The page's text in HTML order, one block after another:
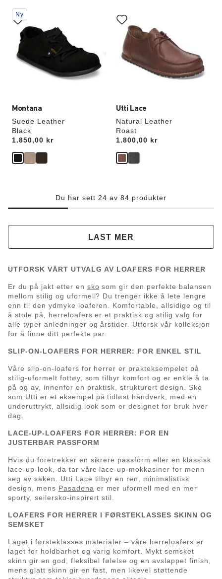
Montana
Suede Leather
Black
Price:
1.850,00 kr
Samhandling
med
swatch-
farger
oppdatere
produktbildet
Ny
Utti Lace
Natural Leather
Roast
Price:
1.800,00 kr
med
swatch-
farger
oppdatere
produktbildet
Du har sett 24 av 84 produkter
LAST MER
UTFORSK VÅRT UTVALG AV LOAFERS FOR HERRER
Er du på jakt etter en sko som gir den perfekte balansen
mellom stilig og uformell? Du trenger ikke å lete lengre
enn til den ydmyke loaferen. Komfortable, allsidige og til
å stole på, herreloafers er et praktisk og stilig valg for
alle typer anledninger og årstider. Utforsk vår kolleksjon
for å finne ditt perfekte par.
SLIP-ON-LOAFERS FOR HERRER: FOR ENKEL STIL
Våre slip-on-loafers for herrer er prakteksempelet på
stilig-uformelt fottøy, som tilbyr komfort og er enkle å ta
på og av, innenfor en praktisk, strukturert design. Sko
som Utti er et eksempel på tidløst håndverk, med en
underuttrykt, allsidig look som er designet for bruk hver
dag.
LACE-UP-LOAFERS FOR HERRER: FOR EN
JUSTERBAR PASSFORM
Hvis du foretrekker en sikrere passform eller en klassisk
lace-up-look, da tar våre lace-up-mokkasiner for menn
seg av saken. Utti Lace tilbyr en ren, minimalistisk
design, mens Pasadena er mer uformell med en mer
sporty, seilersko-inspirert stil.
LOAFERS FOR HERRER I FØRSTEKLASSES SKINN OG
SEMSKET
Laget i førsteklasses materialer – våre herreloafers er
laget for holdbarhet og varig komfort. Mykt semsket
skinn gir en god, fleksibel følelse og en avslappet finish,
mens glatt skinn gir en fast, men likevel støttende